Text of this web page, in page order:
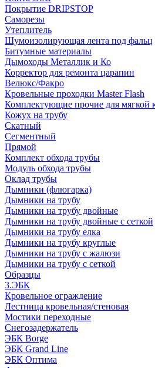
Покрытие DRIPSTOP
Саморезы
Утеплитель
Шумоизолирующая лента под фальц
Битумные материалы
Дымоходы Металлик и Ко
Корректор для ремонта царапин
Велюкс/Факро
Кровельные проходки Master Flash
Комплектующие прочие для мягкой
Кожух на трубу
Скатный
Сегментный
Прямой
Комплект обхода трубы
Модуль обхода трубы
Оклад трубы
Дымники (флюгарка)
Дымники на трубу
Дымники на трубу двoйные
Дымники на трубу двoйные с сеткой
Дымники на трубу елка
Дымники на трубу круглые
Дымники на трубу с жалюзи
Дымники на трубу с сеткой
Образцы
3.ЭБК
Кровельное ограждение
Лестница кровельная/стеновая
Мостики переходные
Снегозадержатель
ЭБК Borge
ЭБК Grand Line
ЭБК Оптима